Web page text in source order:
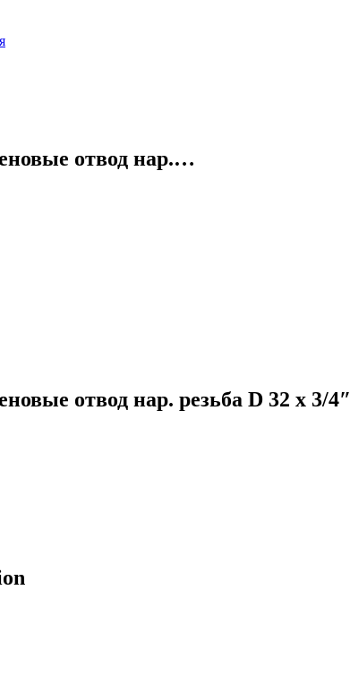
отвод нар.…
отвод нар. резьба D 32 x 3/4″